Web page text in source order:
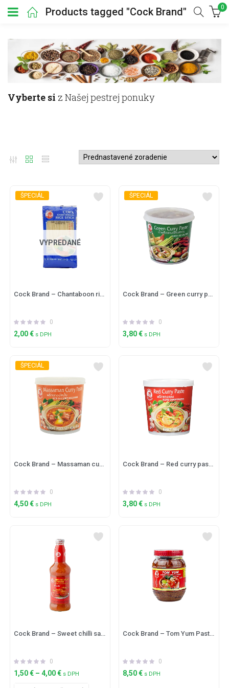
Products tagged "Cock Brand" 0
Vyberte si z Našej pestrej ponuky
ŠPECIÁL
VYPREDANÉ
Cock Brand – Chantaboon rice stick 375g
0
2,00€ s DPH
ŠPECIÁL
Cock Brand – Green curry paste 400g
0
3,80€ s DPH
ŠPECIÁL
0
4,50€ s DPH
0
3,80€ s DPH
Cock Brand – Sweet chilli sauce for chicken
0
1,50€ – 4,00€ s DPH
Cock Brand – Tom Yum Paste 900g
0
8,50€ s DPH